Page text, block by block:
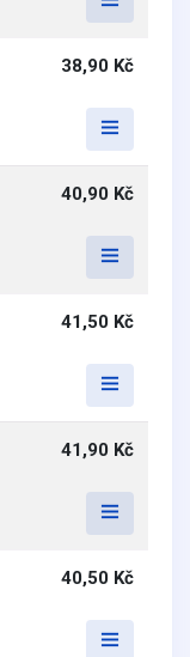
38,90 Kč
40,90 Kč
41,50 Kč
41,90 Kč
40,50 Kč